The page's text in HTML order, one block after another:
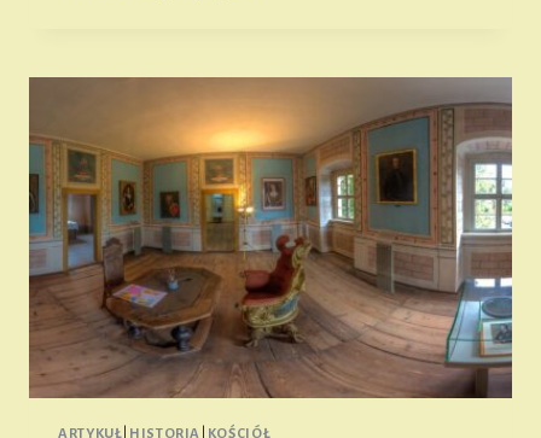
„BURMISTRZÓWKA”?
ARTYKUŁ HISTORIA KOŚCIÓŁ